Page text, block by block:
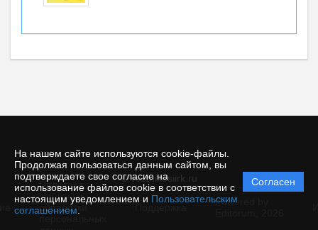
На нашем сайте используются cookie-файлы.
Продолжая пользоваться данным сайтом, вы
подтверждаете свое согласие на
использование файлов cookie в соответствии с
настоящим уведомлением и Пользовательским
соглашением
Согласен
© vestnikesiirk.ru
Политика
защиты и
обработки
Powered by